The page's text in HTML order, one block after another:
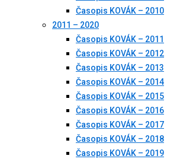
Časopis KOVÁK – 2010
2011 – 2020
Časopis KOVÁK – 2011
Časopis KOVÁK – 2012
Časopis KOVÁK – 2013
Časopis KOVÁK – 2014
Časopis KOVÁK – 2015
Časopis KOVÁK – 2016
Časopis KOVÁK – 2017
Časopis KOVÁK – 2018
Časopis KOVÁK – 2019